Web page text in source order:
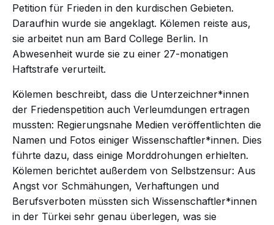
Petition für Frieden in den kurdischen Gebieten.
Daraufhin wurde sie angeklagt. Kölemen reiste aus,
sie arbeitet nun am Bard College Berlin. In
Abwesenheit wurde sie zu einer 27-monatigen
Haftstrafe verurteilt.
Kölemen beschreibt, dass die Unterzeichner*innen
der Friedenspetition auch Verleumdungen ertragen
mussten: Regierungsnahe Medien veröffentlichten die
Namen und Fotos einiger Wissenschaftler*innen. Dies
führte dazu, dass einige Morddrohungen erhielten.
Kölemen berichtet außerdem von Selbstzensur: Aus
Angst vor Schmähungen, Verhaftungen und
Berufsverboten müssten sich Wissenschaftler*innen
in der Türkei sehr genau überlegen, was sie